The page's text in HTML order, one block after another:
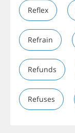
Reflex
Refrain
Refunds
Refuses